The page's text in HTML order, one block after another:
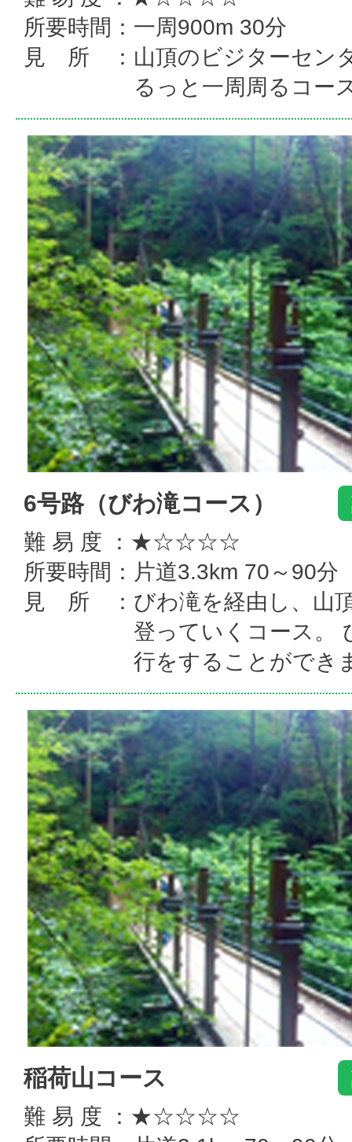
所要時間：一周900m 30分
見 所 ：山頂のビジターセン
るっと一周周るコー
6号路（びわ滝コース）
難 易 度 ：★☆☆☆☆
所要時間：片道3.3km 70～90分
見 所 ：びわ滝を経由し、山
登っていくコース。
行をすることができ
稲荷山コース
難 易 度 ：★☆☆☆☆